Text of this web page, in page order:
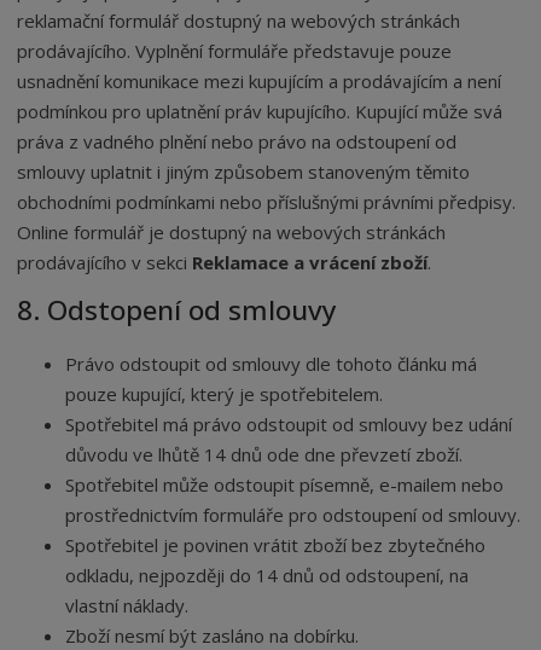
reklamační formulář dostupný na webových stránkách
prodávajícího. Vyplnění formuláře představuje pouze
usnadnění komunikace mezi kupujícím a prodávajícím a není
podmínkou pro uplatnění práv kupujícího. Kupující může svá
práva z vadného plnění nebo právo na odstoupení od
smlouvy uplatnit i jiným způsobem stanoveným těmito
obchodními podmínkami nebo příslušnými právními předpisy.
Online formulář je dostupný na webových stránkách
prodávajícího v sekci Reklamace a vrácení zboží.
8. Odstopení od smlouvy
Právo odstoupit od smlouvy dle tohoto článku má
pouze kupující, který je spotřebitelem.
Spotřebitel má právo odstoupit od smlouvy bez udání
důvodu ve lhůtě 14 dnů ode dne převzetí zboží.
Spotřebitel může odstoupit písemně, e-mailem nebo
prostřednictvím formuláře pro odstoupení od smlouvy.
Spotřebitel je povinen vrátit zboží bez zbytečného
odkladu, nejpozději do 14 dnů od odstoupení, na
vlastní náklady.
Zboží nesmí být zasláno na dobírku.